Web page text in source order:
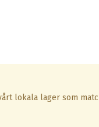
lokala lager som